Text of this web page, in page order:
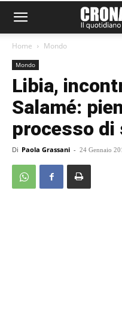
Home Mondo
Mondo
Libia,
Salamé:
processo di
Di Paola Grassani - 24 Gennaio